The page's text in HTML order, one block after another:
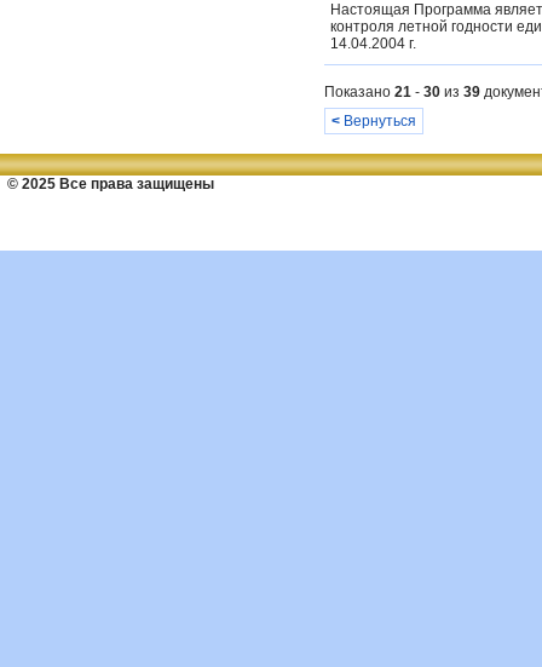
Настоящая Программа
контроля летной годности
14.04.2004 г.
Показано 21 - 30 из 39
< Вернуться
© 2025 Все права защищены